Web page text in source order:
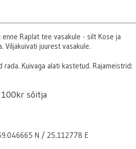
Raplat tee vasakule - silt Kose ja
Viljakuivati juurest vasakule.
Kuivaga alati kastetud. Rajameistrid:
sõitja
N / 25.112778 E